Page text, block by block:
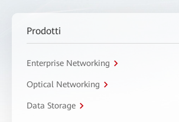
Prodotti
Enterprise Networking
Optical Networking
Data Storage